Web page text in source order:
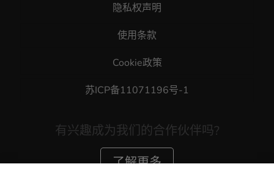
隐私权声明
使用条款
Cookie政策
苏ICP备11071196号-1
有兴趣成为我们的合作伙伴吗?
了解更多